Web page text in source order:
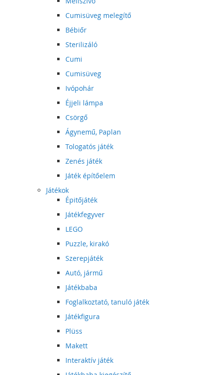
Cumisüveg melegítő
Bébiőr
Sterilizáló
Cumi
Cumisüveg
Ivópohár
Éjjeli lámpa
Csörgő
Ágynemű, Paplan
Tologatós játék
Zenés játék
Játék építőelem
Játékok
Épitőjáték
Játékfegyver
LEGO
Puzzle, kirakó
Szerepjáték
Autó, jármű
Játékbaba
Foglalkoztató, tanuló játék
Játékfigura
Plüss
Makett
Interaktív játék